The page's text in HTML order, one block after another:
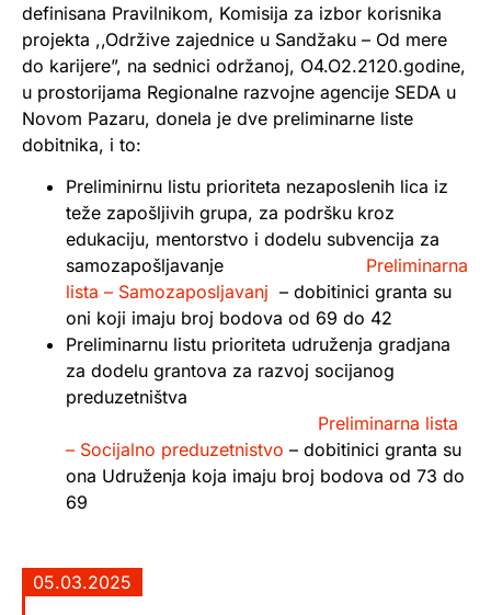
definisana Pravilnikom, Komisija za izbor korisnika
projekta ,,Održive zajednice u Sandžaku – Od mere
do karijere”, na sednici održanoj, O4.O2.2120.godine,
u prostorijama Regionalne razvojne agencije SEDA u
Novom Pazaru, donela je dve preliminarne liste
dobitnika, i to:
Preliminirnu listu prioriteta nezaposlenih lica iz
teže zapošljivih grupa, za podršku kroz
edukaciju, mentorstvo i dodelu subvencija za
samozapošljavanje Preliminarna
lista – Samozaposljavanj – dobitinici granta su
oni koji imaju broj bodova od 69 do 42
Preliminarnu listu prioriteta udruženja gradjana
za dodelu grantova za razvoj socijanog
preduzetništva
Preliminarna lista
– Socijalno preduzetnistvo – dobitinici granta su
ona Udruženja koja imaju broj bodova od 73 do
69
05.03.2025